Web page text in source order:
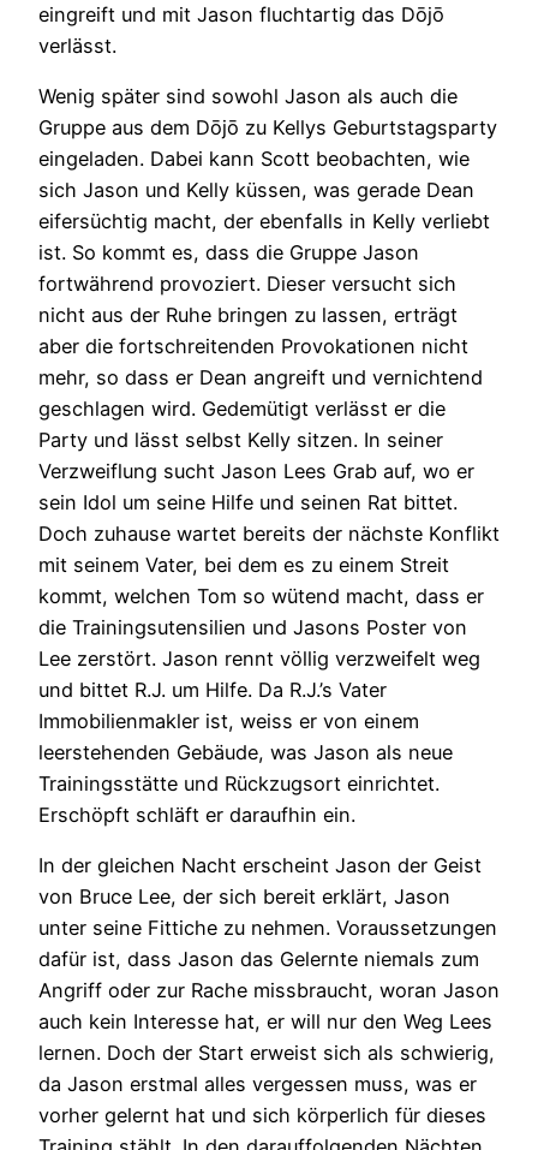
eingreift und mit Jason fluchtartig das Dōjō
verlässt.
Wenig später sind sowohl Jason als auch die
Gruppe aus dem Dōjō zu Kellys Geburtstagsparty
eingeladen. Dabei kann Scott beobachten, wie
sich Jason und Kelly küssen, was gerade Dean
eifersüchtig macht, der ebenfalls in Kelly verliebt
ist. So kommt es, dass die Gruppe Jason
fortwährend provoziert. Dieser versucht sich
nicht aus der Ruhe bringen zu lassen, erträgt
aber die fortschreitenden Provokationen nicht
mehr, so dass er Dean angreift und vernichtend
geschlagen wird. Gedemütigt verlässt er die
Party und lässt selbst Kelly sitzen. In seiner
Verzweiflung sucht Jason Lees Grab auf, wo er
sein Idol um seine Hilfe und seinen Rat bittet.
Doch zuhause wartet bereits der nächste Konflikt
mit seinem Vater, bei dem es zu einem Streit
kommt, welchen Tom so wütend macht, dass er
die Trainingsutensilien und Jasons Poster von
Lee zerstört. Jason rennt völlig verzweifelt weg
und bittet R.J. um Hilfe. Da R.J.’s Vater
Immobilienmakler ist, weiss er von einem
leerstehenden Gebäude, was Jason als neue
Trainingsstätte und Rückzugsort einrichtet.
Erschöpft schläft er daraufhin ein.
In der gleichen Nacht erscheint Jason der Geist
von Bruce Lee, der sich bereit erklärt, Jason
unter seine Fittiche zu nehmen. Voraussetzungen
dafür ist, dass Jason das Gelernte niemals zum
Angriff oder zur Rache missbraucht, woran Jason
auch kein Interesse hat, er will nur den Weg Lees
lernen. Doch der Start erweist sich als schwierig,
da Jason erstmal alles vergessen muss, was er
vorher gelernt hat und sich körperlich für dieses